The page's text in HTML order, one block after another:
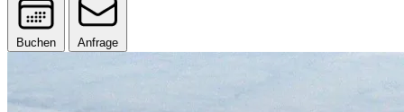
Buchen Anfrage